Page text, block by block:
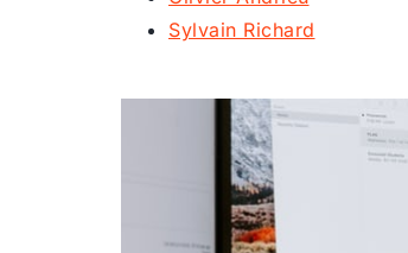
Sylvain Richard